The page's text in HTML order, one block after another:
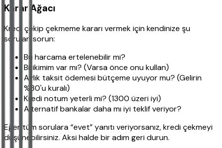
Karar Ağacı
Kredi çekip çekmeme kararı vermek için kendinize şu
soruları sorun:
Bu harcama ertelenebilir mi?
Birikimim var mı? (Varsa önce onu kullan)
Aylık taksit ödemesi bütçeme uyuyor mu? (Gelirin
%30'u kuralı)
Kredi notum yeterli mi? (1300 üzeri iyi)
Alternatif bankalar daha mı iyi teklif veriyor?
Eğer tüm sorulara “evet” yanıtı veriyorsanız, kredi çekmeyi
düşünebilirsiniz. Aksi halde bir adım geri durun.